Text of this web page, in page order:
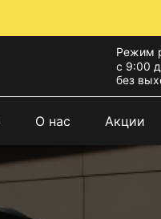
Режим
с 9:00
без
О нас Акции